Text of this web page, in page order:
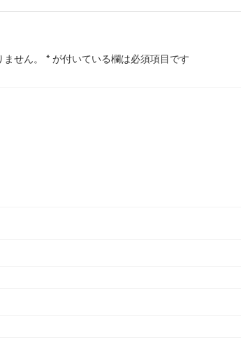
せん。 * が付いている欄は必須項目です